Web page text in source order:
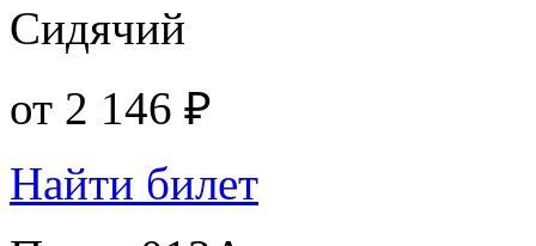
Сидячий
от 2 146 ₽
Найти билет